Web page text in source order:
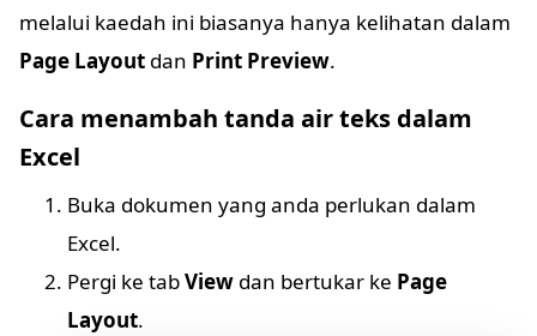
melalui kaedah ini biasanya hanya kelihatan dalam
Page Layout dan Print Preview.
Cara menambah tanda air teks dalam
Excel
Buka dokumen yang anda perlukan dalam
Excel.
Pergi ke tabView dan bertukar ke Page
Layout.